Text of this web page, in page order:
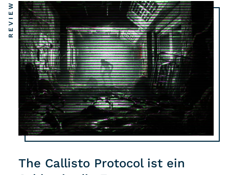
The Callisto Protocol ist ein
REVIEW